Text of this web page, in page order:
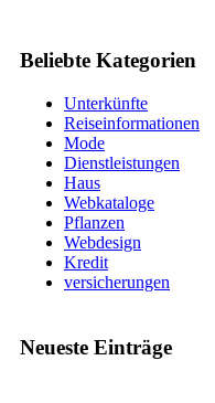
Beliebte Kategorien
Unterkünfte
Reiseinformationen
Mode
Dienstleistungen
Haus
Webkataloge
Pflanzen
Webdesign
Kredit
versicherungen
Neueste Einträge